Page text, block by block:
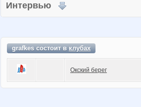
Интервью
grafkes состоит вклубах
Окский берег